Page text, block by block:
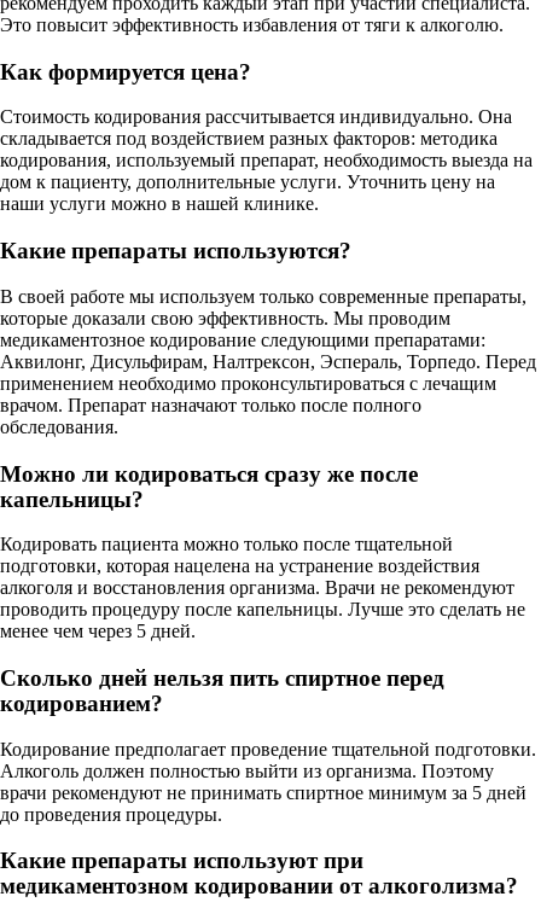
Это повысит эффективность избавления от тяги к алкоголю.
Как формируется цена?
Стоимость кодирования рассчитывается индивидуально. Она
складывается под воздействием разных факторов: методика
кодирования, используемый препарат, необходимость выезда на
дом к пациенту, дополнительные услуги. Уточнить цену на
наши услуги можно в нашей клинике.
Какие препараты используются?
В своей работе мы используем только современные препараты,
которые доказали свою эффективность. Мы проводим
медикаментозное кодирование следующими препаратами:
Аквилонг, Дисульфирам, Налтрексон, Эспераль, Торпедо. Перед
применением необходимо проконсультироваться с лечащим
врачом. Препарат назначают только после полного
обследования.
Можно ли кодироваться сразу же после
капельницы?
Кодировать пациента можно только после тщательной
подготовки, которая нацелена на устранение воздействия
алкоголя и восстановления организма. Врачи не рекомендуют
проводить процедуру после капельницы. Лучше это сделать не
менее чем через 5 дней.
Сколько дней нельзя пить спиртное перед
кодированием?
Кодирование предполагает проведение тщательной подготовки.
Алкоголь должен полностью выйти из организма. Поэтому
врачи рекомендуют не принимать спиртное минимум за 5 дней
до проведения процедуры.
Какие препараты используют при
медикаментозном кодировании от алкоголизма?